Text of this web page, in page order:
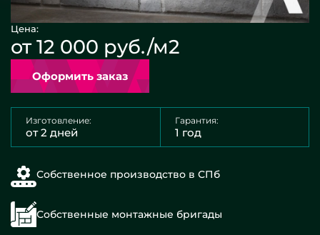
Цена:
от 12 000 руб./м2
Оформить заказ
Изготовление:
от 2 дней
Гарантия:
1 год
Собственное производство в СПб
Собственные монтажные бригады